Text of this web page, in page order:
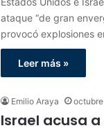
ataque “de gran
provocó explosiones
Leer más »
Emilio Araya
Israel acusa